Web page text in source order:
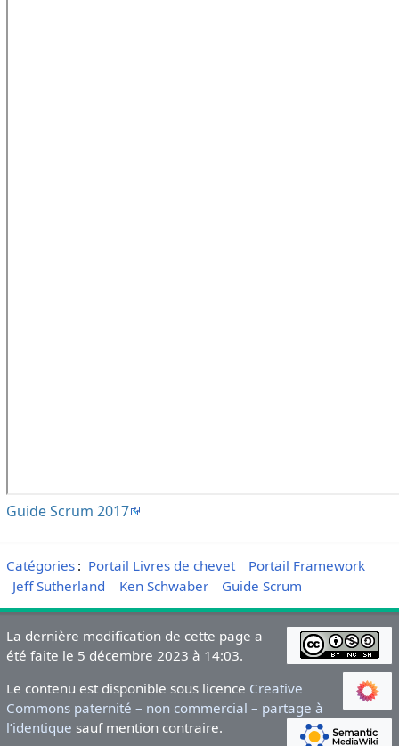
Guide Scrum 2017
Catégories: Portail Livres de chevet
Portail Framework
Jeff Sutherland
Ken Schwaber Guide Scrum
La dernière modification de cette page a
été faite le 5 décembre 2023 à 14:03.
Le contenu est disponible sous licence Creative
Commons paternité – non commercial – partage à
l’identique sauf mention contraire.